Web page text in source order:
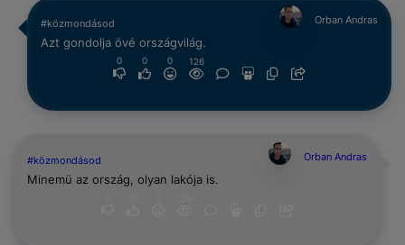
#közmondásod Orban Andras
Azt gondolja övé országvilág.
0 0 0 126
#közmondásod Orban Andras
Minemü az ország, olyan lakója is.